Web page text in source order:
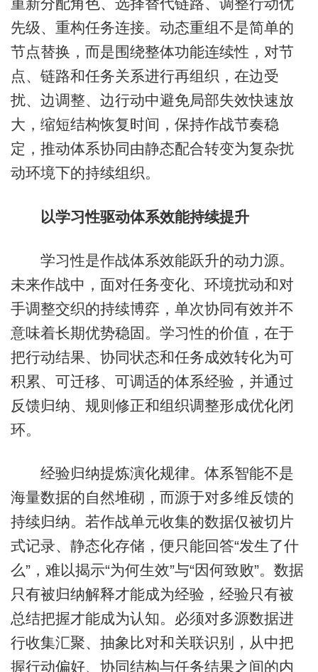
重新分配角色、选择替代链路、调整行动优
先级、重构任务连接。动态重组不是简单的
节点替换，而是围绕整体功能连续性，对节
点、链路和任务关系进行再组织，在边受
扰、边调整、边行动中避免局部失效快速放
大，缩短结构恢复时间，保持作战节奏稳
定，推动体系协同由静态配合转变为复杂扰
动环境下的持续组织。
以学习性驱动体系效能持续提升
学习性是作战体系效能跃升的动力源。
未来作战中，面对任务变化、环境扰动和对
手调整交织的持续博弈，单次协同有效并不
意味着长期优势稳固。学习性的价值，在于
把行动结果、协同状态和任务成效转化为可
积累、可迁移、可调适的体系经验，并通过
反馈归纳、规则修正和组织调整形成优化闭
环。
经验归纳提炼演化规律。体系智能不是
海量数据的自然堆砌，而源于对多维反馈的
持续归纳。若作战单元收集的数据仅被切片
式记录、静态化存储，便只能回答“发生了什
么”，难以揭示“为何生效”与“因何致败”。数据
只有被归纳解释才能成为经验，经验只有被
总结把握才能成为认知。必须对多源数据进
行收集汇聚、抽象比对和关联识别，从中把
握行动偏好、协同结构与任务结果之间的内